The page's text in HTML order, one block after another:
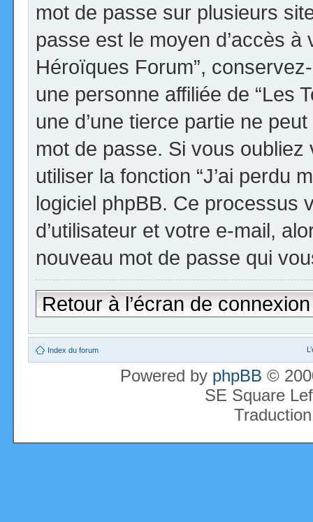
mot de passe sur plusieurs
passe est le moyen d’accès à
Héroïques Forum”,
une personne affiliée de “Les
une d’une tierce partie ne
mot de passe. Si vous
utiliser la fonction “J’ai perdu
logiciel phpBB. Ce processus
d’utilisateur et votre e-mail,
nouveau mot de passe qui
Retour à l’écran de connexion
Index du forum
Powered by phpBB ©
SE Square